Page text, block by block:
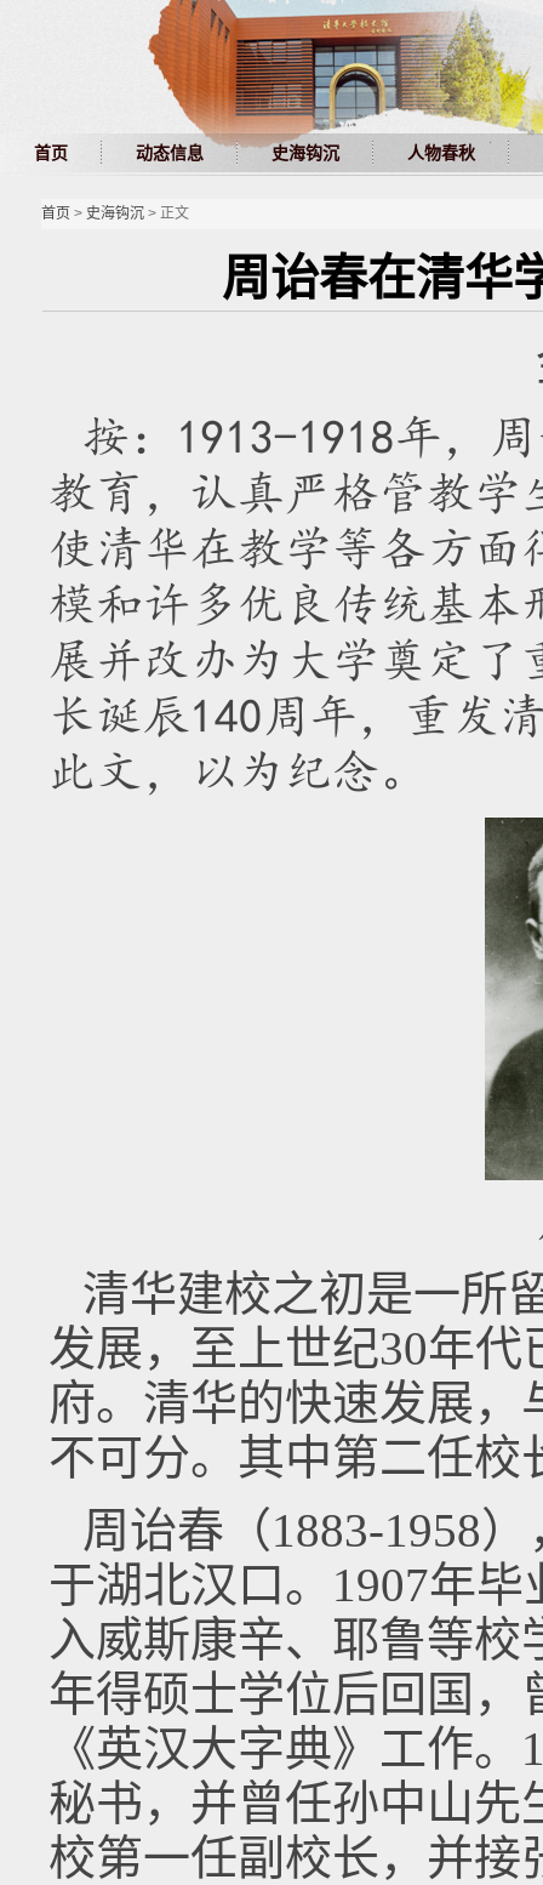
首页 动态信息 史海钩沉 人物春秋
首页 > 史海钩沉> 正文
周诒春在清华
按：1913-1918年，
教育，认真严格管教学
使清华在教学等各方面
模和许多优良传统基本
展并改办为大学奠定了
长诞辰140周年，重发
此文，以为纪念。
清华建校之初是一所
发展，至上世纪30年
府。清华的快速发展
不可分。其中第二任
周诒春（1883-1958
于湖北汉口。1907年
入威斯康辛、耶鲁等校
年得硕士学位后回国
《英汉大字典》工作
秘书，并曾任孙中山先
校第一任副校长，并接